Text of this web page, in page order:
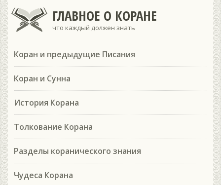
ГЛАВНОЕ О КОРАНЕ
что каждый должен знать
Коран и предыдущие Писания
Коран и Сунна
История Корана
Толкование Корана
Разделы коранического знания
Чудеса Корана